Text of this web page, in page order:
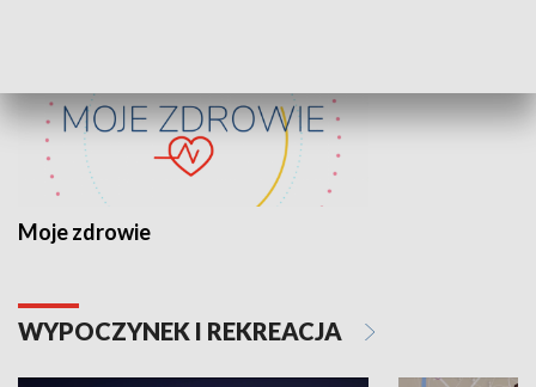
Moje zdrowie
WYPOCZYNEK I REKREACJA